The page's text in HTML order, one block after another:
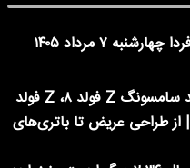
فوری | ادارات تهران فردا چهارشنبه ۷ مرداد ۱۴۰۵
معرفی سه مدل جدید سامسونگ Z فولد ۸، Z فولد
۸ اولترا و Z فلیپ ۸ | از طراحی عریض تا باتری‌های